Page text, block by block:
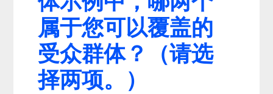
属于您可以覆盖的
受众群体？（请选
择两项。）